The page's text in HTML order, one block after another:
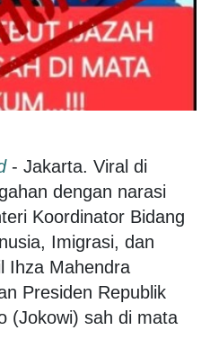
- Jakarta. Viral di
dengan narasi
Koordinator Bidang
Imigrasi, dan
Ihza Mahendra
Presiden Republik
(Jokowi) sah di mata